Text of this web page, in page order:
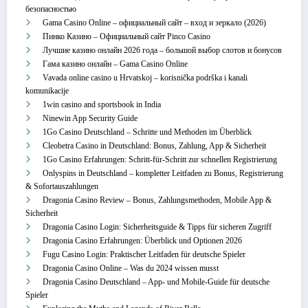
безопасностью
Gama Casino Online – официальный сайт – вход и зеркало (2026)
Пинко Казино – Официальный сайт Pinco Casino
Лучшие казино онлайн 2026 года – большой выбор слотов и бонусов
Гама казино онлайн – Gama Casino Online
Vavada online casino u Hrvatskoj – korisnička podrška i kanali
komunikacije
1win casino and sportsbook in India
Ninewin App Security Guide
1Go Casino Deutschland – Schritte und Methoden im Überblick
Cleobetra Casino in Deutschland: Bonus, Zahlung, App & Sicherheit
1Go Casino Erfahrungen: Schritt‑für‑Schritt zur schnellen Registrierung
Onlyspins in Deutschland – kompletter Leitfaden zu Bonus, Registrierung
& Sofortauszahlungen
Dragonia Casino Review – Bonus, Zahlungsmethoden, Mobile App &
Sicherheit
Dragonia Casino Login: Sicherheitsguide & Tipps für sicheren Zugriff
Dragonia Casino Erfahrungen: Überblick und Optionen 2026
Fugu Casino Login: Praktischer Leitfaden für deutsche Spieler
Dragonia Casino Online – Was du 2024 wissen musst
Dragonia Casino Deutschland – App‑ und Mobile‑Guide für deutsche
Spieler